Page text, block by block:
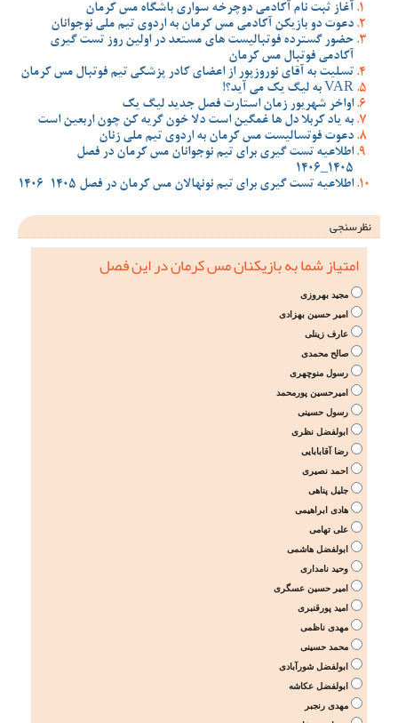
آغاز ثبت نام آکادمی دوچرخه سواری باشگاه مس کرمان
دعوت دو بازیکن آکادمی مس کرمان به اردوی تیم ملی نوجوانان
حضور گسترده فوتبالیست های مستعد در اولین روز تست گیری
آکادمی فوتبال مس کرمان
تسلیت به آقای نوروزپور از اعضای کادر پزشکی تیم فوتبال مس کرمان
VAR به لیگ یک می آید؟!
اواخر شهریور زمان استارت فصل جدید لیگ یک
به یاد کربلا دل ها غمگین است دلا خون گریه کن چون اربعین است
دعوت فوتسالیست مس کرمان به اردوی تیم ملی زنان
اطلاعیه تست گیری برای تیم نوجوانان مس کرمان در فصل
1405_1406
اطلاعیه تست گیری برای تیم نونهالان مس کرمان در فصل 1405-1406
نظرسنجی
امتیاز شما به بازیکنان مس کرمان در این فصل
مجید بهروزی
امیر حسین بهزادی
عارف زینلی
صالح محمدی
رسول منوچهری
امیرحسین پورمحمد
رسول حسینی
ابولفضل نظری
رضا آقابابایی
احمد نصیری
جلیل پناهی
هادی ابراهیمی
علی تهامی
ابولفضل هاشمی
وحید نامداری
امیر حسین عسگری
امید پورقنبری
مهدی ناظمی
محمد حسینی
ابولفضل شورآبادی
ابولفضل عکاشه
مهدی رنجبر